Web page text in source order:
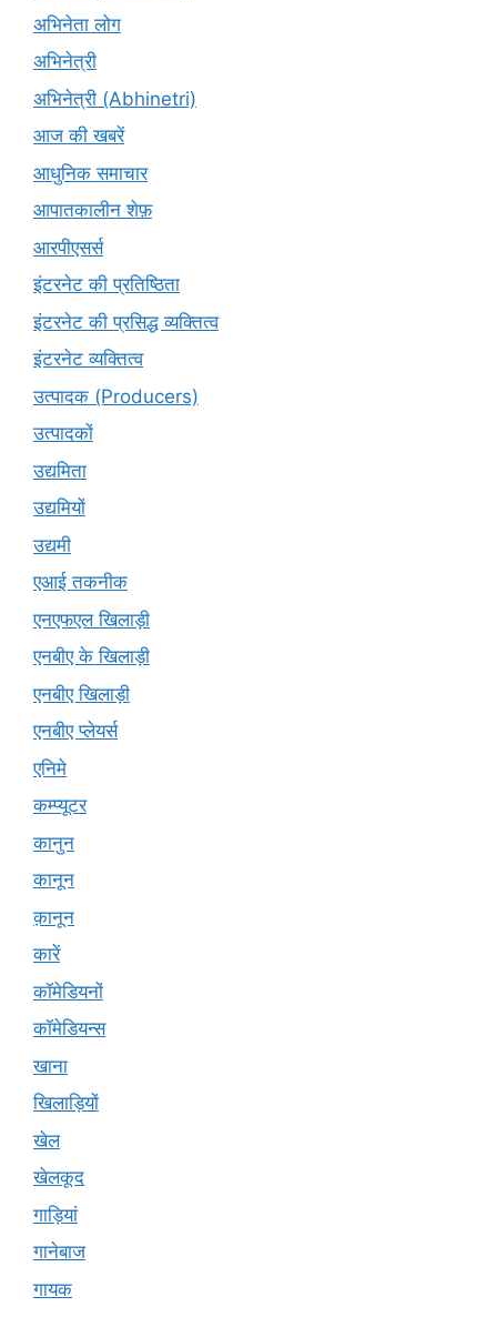
अभिनेता लोग
अभिनेत्री
अभिनेत्री (Abhinetri)
आज की खबरें
आधुनिक समाचार
आपातकालीन शेफ़
आरपीएसर्स
इंटरनेट की प्रतिष्ठिता
इंटरनेट की प्रसिद्ध व्यक्तित्व
इंटरनेट व्यक्तित्व
उत्पादक (Producers)
उत्पादकों
उद्यमिता
उद्यमियों
उद्यमी
एआई तकनीक
एनएफएल खिलाड़ी
एनबीए के खिलाड़ी
एनबीए खिलाड़ी
एनबीए प्लेयर्स
एनिमे
कम्प्यूटर
कानुन
कानून
क़ानून
कारें
कॉमेडियनों
कॉमेडियन्स
खाना
खिलाड़ियों
खेल
खेलकूद
गाड़ियां
गानेबाज
गायक